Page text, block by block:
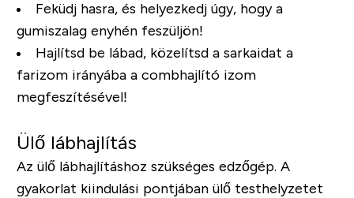
Feküdj hasra, és helyezkedj úgy, hogy a
gumiszalag enyhén feszüljön!
Hajlítsd be lábad, közelítsd a sarkaidat a
farizom irányába a combhajlító izom
megfeszítésével!
Ülő lábhajlítás
Az ülő lábhajlításhoz szükséges edzőgép. A
gyakorlat kiindulási pontjában ülő testhelyzetet